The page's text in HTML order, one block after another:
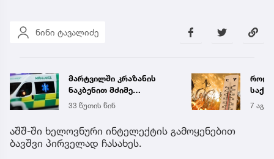
ნინი ტავალიძე
მარტვილში კრაზანის
ნაკბენით მძიმე
მდგომარეობაში მყოფი
ახალგაზრდა
გადაარჩინეს
33 წუთის წინ 7 აგვ
აშშ-ში ხელოვნური ინტელექტის გამოყენებით
ბავშვი პირველად ჩასახეს.